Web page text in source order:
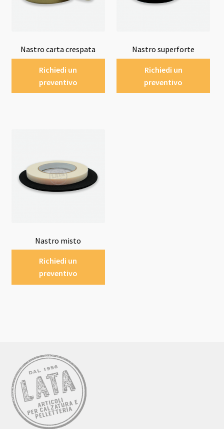
Nastro carta crespata
Richiedi un
preventivo
Nastro superforte
Richiedi un
preventivo
Nastro misto
Richiedi un
preventivo